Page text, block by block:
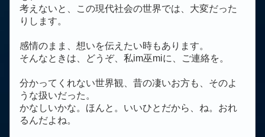
考えないと、この現代社会の世界では、大変だった
りします。
感情のまま、想いを伝えたい時もあります。
そんなときは、どうぞ、私im巫miに、ご連絡を。
分かってくれない世界観、昔の凄いお方も、そのよ
うな扱いだった。
かなしいかな。ほんと。いいひとだから、ね。おれ
るんだよね。